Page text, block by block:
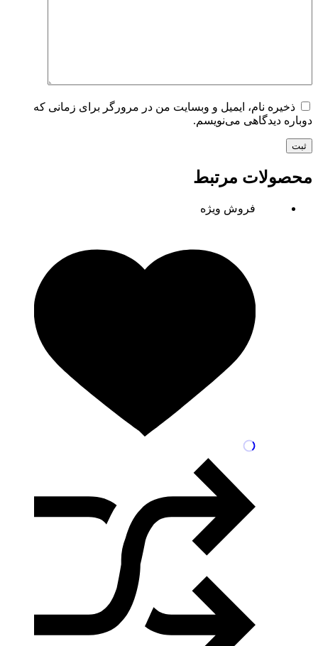
ذخیره نام، ایمیل و وبسایت من در مرورگر برای زمانی که
دوباره دیدگاهی می‌نویسم.
ثبت
محصولات مرتبط
فروش ویژه